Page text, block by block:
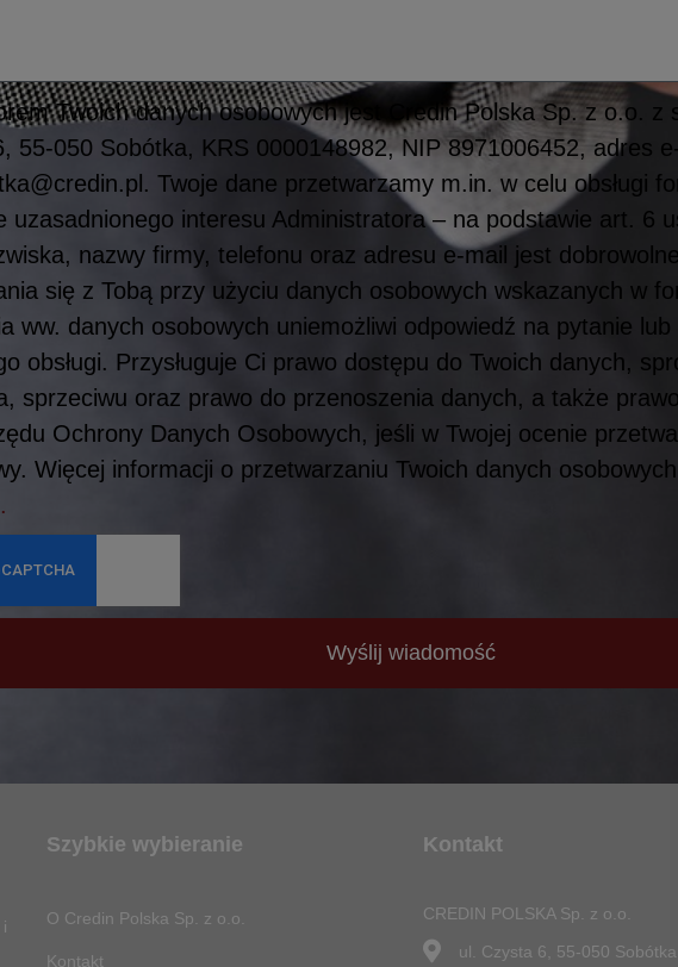
Twoich danych osobowych jest Credin Polska Sp. z o.o. z
55-050 Sobótka, KRS 0000148982, NIP 8971006452, adres
Twoje dane przetwarzamy m.in. w celu obsługi
uzasadnionego interesu Administratora – na podstawie art. 6
nazwy firmy, telefonu oraz adresu e-mail jest
się z Tobą przy użyciu danych osobowych wskazanych w
ww. danych osobowych uniemożliwi odpowiedź na pytanie
obsługi. Przysługuje Ci prawo dostępu do Twoich danych,
sprzeciwu oraz prawo do przenoszenia danych, a także
Ochrony Danych Osobowych, jeśli w Twojej ocenie
Więcej informacji o przetwarzaniu Twoich danych
Wyślij wiadomość
Szybkie wybieranie
O Credin Polska Sp. z o.o.
Kontakt
Kontakt
CREDIN POLSKA Sp. z o.o.
ul. Czysta 6, 55-050 Sobótka